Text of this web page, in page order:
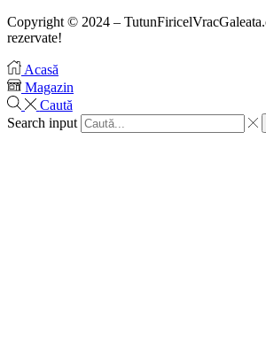
Copyright © 2024 –
rezervate!
Acasă
Magazin
Caută
Search input